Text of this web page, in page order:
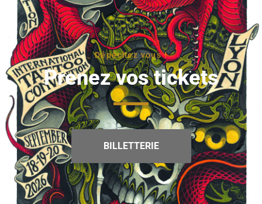
Dépêchez vous !
Prenez vos tickets
BILLETTERIE